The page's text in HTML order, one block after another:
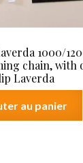
1000/
chain, with
Laverda
au panier